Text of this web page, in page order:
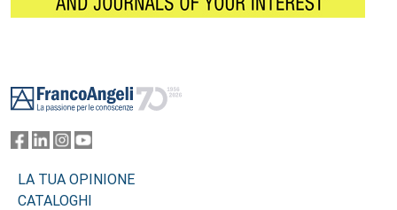
LA TUA OPINIONE
CATALOGHI